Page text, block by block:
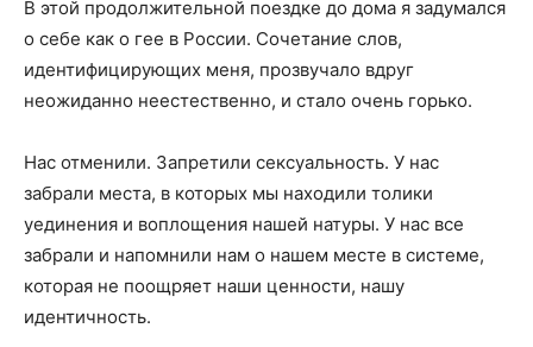
В этой продолжительной поездке до дома я задумался
о себе как о гее в России. Сочетание слов,
идентифицирующих меня, прозвучало вдруг
неожиданно неестественно, и стало очень горько.
Нас отменили. Запретили сексуальность. У нас
забрали места, в которых мы находили толики
уединения и воплощения нашей натуры. У нас все
забрали и напомнили нам о нашем месте в системе,
которая не поощряет наши ценности, нашу
идентичность.